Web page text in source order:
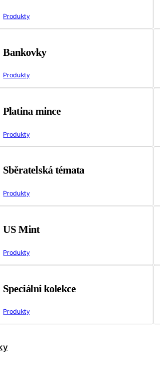
Produkty
Bankovky
Produkty
Platina mince
Produkty
Sběratelská témata
Produkty
US Mint
Produkty
Speciálni kolekce
Produkty